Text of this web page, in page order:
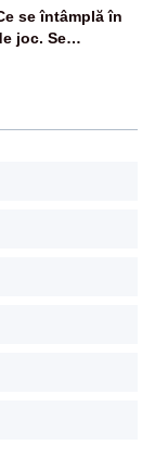
se întâmplă în
joc. Se
prost”